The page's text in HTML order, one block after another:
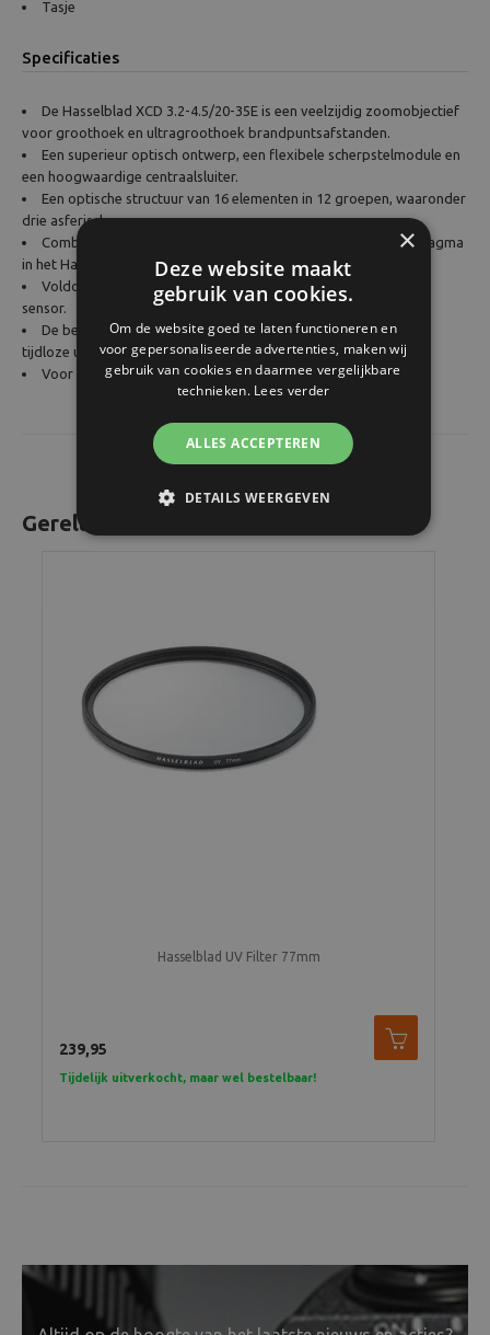
Tasje
Specificaties
De Hasselblad XCD 3.2-4.5/20-35E is een veelzijdig zoomobjectief
voor groothoek en ultragroothoek brandpuntsafstanden.
Een superieur optisch ontwerp, een flexibele scherpstelmodule en
een hoogwaardige centraalsluiter.
Een optische structuur van 16 elementen in 12 groepen, waaronder
drie asferisch.
Combinatie van het brede gezichtsveld en het grootste diafragma
in het Hasselblad middenformaat systeem.
Voldoet aan de hoge-resolutie eisen van de 100-megapixel-
sensor.
De behuizing is gemaakt van metaal voor een subtiele maar
tijdloze uitstraling.
Voor zowel X Systeem als 907 camera’s.
Gerelateerde producten
Hasselblad UV Filter 77mm
239,95
Tijdelijk uitverkocht, maar wel bestelbaar!
×
Deze website maakt
gebruik van cookies.
Om de website goed te laten functioneren en
voor gepersonaliseerde advertenties, maken wij
gebruik van cookies en daarmee vergelijkbare
technieken. Lees verder
ALLES ACCEPTEREN
DETAILS WEERGEVEN